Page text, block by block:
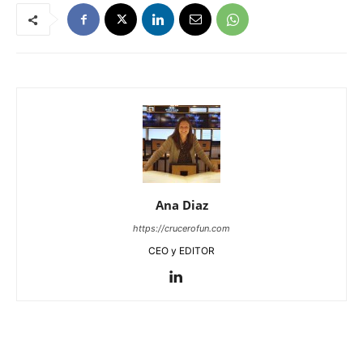
Ana Diaz
https://crucerofun.com
CEO y EDITOR